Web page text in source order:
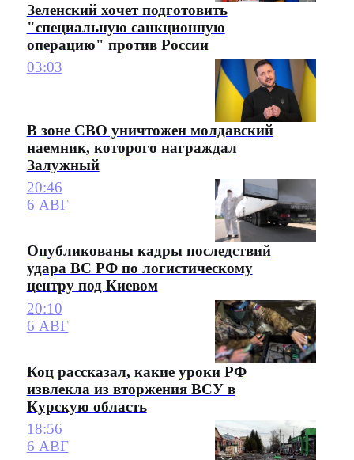
Зеленский хочет подготовить
"специальную санкционную
операцию" против России
03:03
В зоне СВО уничтожен молдавский
наемник, которого награждал
Залужный
20:46
6 АВГ
Опубликованы кадры последствий
удара ВС РФ по логистическому
центру под Киевом
20:10
6 АВГ
Коц рассказал, какие уроки РФ
извлекла из вторжения ВСУ в
Курскую область
18:56
6 АВГ